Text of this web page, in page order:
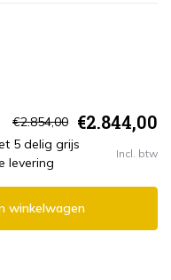
€2.854,00 €2.844,00
5 delig grijs
levering
Incl. btw
winkelwagen